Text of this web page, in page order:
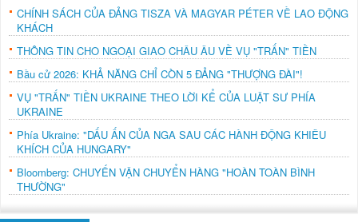
CHÍNH SÁCH CỦA ĐẢNG TISZA VÀ MAGYAR PÉTER VỀ LAO ĐỘNG
KHÁCH
THÔNG TIN CHO NGOẠI GIAO CHÂU ÂU VỀ VỤ "TRẤN" TIỀN
Bầu cử 2026: KHẢ NĂNG CHỈ CÒN 5 ĐẢNG "THƯỢNG ĐÀI"!
VỤ "TRẤN" TIỀN UKRAINE THEO LỜI KỂ CỦA LUẬT SƯ PHÍA
UKRAINE
Phía Ukraine: "DẤU ẤN CỦA NGA SAU CÁC HÀNH ĐỘNG KHIÊU
KHÍCH CỦA HUNGARY"
Bloomberg: CHUYẾN VẬN CHUYỂN HÀNG "HOÀN TOÀN BÌNH
THƯỜNG"